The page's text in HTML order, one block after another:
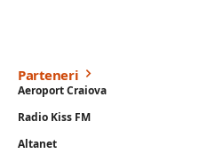
Parteneri
Aeroport Craiova
Radio Kiss FM
Altanet